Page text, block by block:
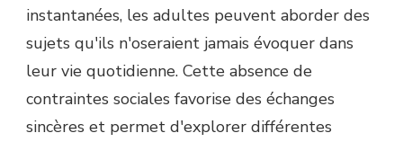
instantanées, les adultes peuvent aborder des
sujets qu'ils n'oseraient jamais évoquer dans
leur vie quotidienne. Cette absence de
contraintes sociales favorise des échanges
sincères et permet d'explorer différentes